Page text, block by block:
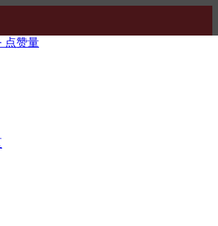
点赞量